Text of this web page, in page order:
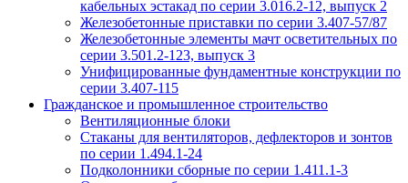
кабельных эстакад по серии 3.016.2-12, выпуск 2
Железобетонные приставки по серии 3.407-57/87
Железобетонные элементы мачт осветительных по
серии 3.501.2-123, выпуск 3
Унифицированные фундаментные конструкции по
серии 3.407-115
Гражданское и промышленное строительство
Вентиляционные блоки
Стаканы для вентиляторов, дефлекторов и зонтов
по серии 1.494.1-24
Подколонники сборные по серии 1.411.1-3